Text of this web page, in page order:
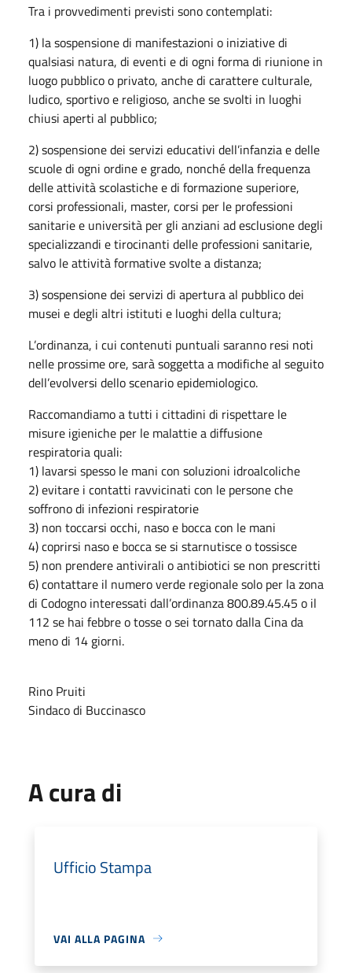
Tra i provvedimenti previsti sono contemplati:
1) la sospensione di manifestazioni o iniziative di
qualsiasi natura, di eventi e di ogni forma di riunione in
luogo pubblico o privato, anche di carattere culturale,
ludico, sportivo e religioso, anche se svolti in luoghi
chiusi aperti al pubblico;
2) sospensione dei servizi educativi dell’infanzia e delle
scuole di ogni ordine e grado, nonché della frequenza
delle attività scolastiche e di formazione superiore,
corsi professionali, master, corsi per le professioni
sanitarie e università per gli anziani ad esclusione degli
specializzandi e tirocinanti delle professioni sanitarie,
salvo le attività formative svolte a distanza;
3) sospensione dei servizi di apertura al pubblico dei
musei e degli altri istituti e luoghi della cultura;
L’ordinanza, i cui contenuti puntuali saranno resi noti
nelle prossime ore, sarà soggetta a modifiche al seguito
dell’evolversi dello scenario epidemiologico.
Raccomandiamo a tutti i cittadini di rispettare le
misure igieniche per le malattie a diffusione
respiratoria quali:
1) lavarsi spesso le mani con soluzioni idroalcoliche
2) evitare i contatti ravvicinati con le persone che
soffrono di infezioni respiratorie
3) non toccarsi occhi, naso e bocca con le mani
4) coprirsi naso e bocca se si starnutisce o tossisce
5) non prendere antivirali o antibiotici se non prescritti
6) contattare il numero verde regionale solo per la zona
di Codogno interessati dall’ordinanza 800.89.45.45 o il
112 se hai febbre o tosse o sei tornato dalla Cina da
meno di 14 giorni.
Rino Pruiti
Sindaco di Buccinasco
A cura di
Ufficio Stampa
VAI ALLA PAGINA